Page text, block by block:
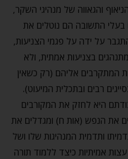
והגאווה של מנהיגי השקר,
התשובה הם נוטלים את
על ידה על פגמי הצניעות,
בצניעות אמתית, ולא
המתקרבים אליהם (רק כשאין
רבים ובתכלית המיעוט).
היא לחזק את המקורבים
את הנפש (אות ח) ומגדלים את
ותדמית המנהיגות שלו ושל
אמיתיות כיצד ללמוד תורה